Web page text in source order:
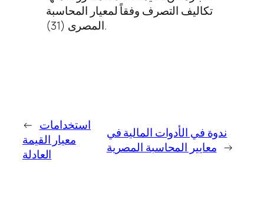
تكاليف التصرف وفقاً لمعيار المحاسبة
المصرى (31).
← استخدامات
معيار القيمة
العادلة
ندوة في الأدوات المالية في
معايير المحاسبة المصرية →